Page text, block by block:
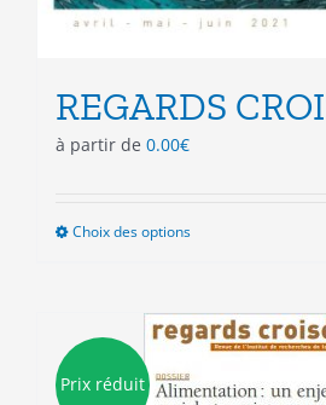
REGARDS
à partir de 0.00€
Choix des optionsCe
plusieurs
variations.
options
Prix réduit